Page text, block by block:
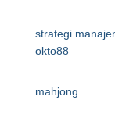
strategi
okto88
mahjong